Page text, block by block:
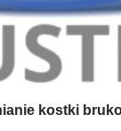
kostki